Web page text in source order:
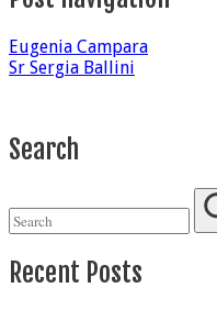
Eugenia Campara
Sr Sergia Ballini
Search
Recent Posts